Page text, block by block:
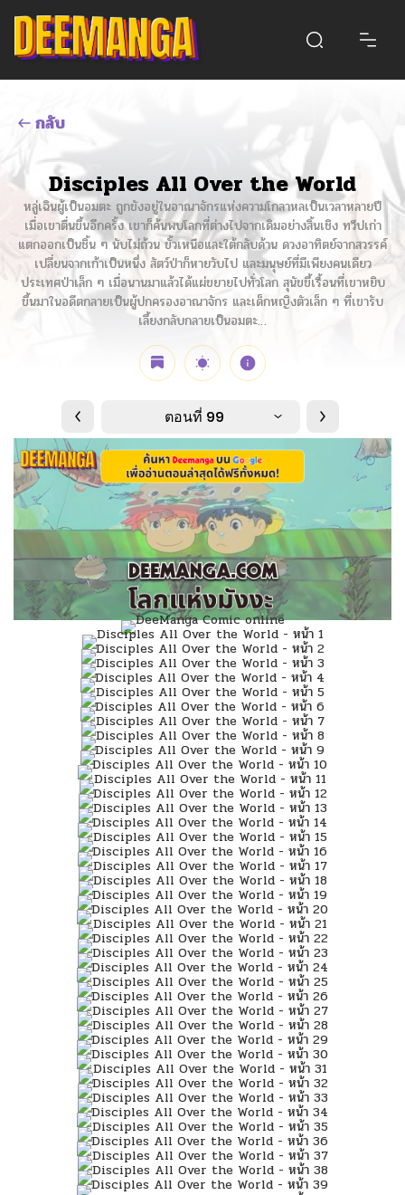
กลับ
Disciples All Over the World
หลู่เฉินผู้เป็นอมตะ ถูกขังอยู่ในอาณาจักรแห่งความโกลาหลเป็นเวลาหลายปี
เมื่อเขาตื่นขึ้นอีกครั้ง เขาก็ค้นพบโลกที่ต่างไปจากเดิมอย่างสิ้นเชิง ทวีปเก่า
แตกออกเป็นชิ้น ๆ นับไม่ถ้วน ขั้วเหนือและใต้กลับด้าน ดวงอาทิตย์จากสวรรค์
เปลี่ยนจากเก้าเป็นหนึ่ง สัตว์ป่าก็หายวับไป และมนุษย์ที่มีเพียงคนเดียว
ประเทศป่าเล็ก ๆ เมื่อนานมาแล้วได้แผ่ขยายไปทั่วโลก สุนัขขี้เรื้อนที่เขาหยิบ
ขึ้นมาในอดีตกลายเป็นผู้ปกครองอาณาจักร และเด็กหญิงตัวเล็ก ๆ ที่เขารับ
เลี้ยงกลับกลายเป็นอมตะ…
ตอนที่ 99